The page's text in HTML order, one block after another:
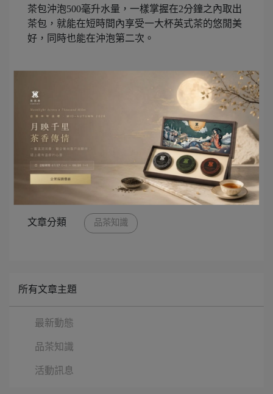
茶包沖泡500毫升水量，一樣掌握在2分鐘之內取出
茶包，就能在短時間內享受一大杯英式茶的悠閒美
好，同時也能在沖泡第二次。
簡單快速又不失茶香的茶包沖泡方式，已成為日常
習慣，隨身茶包隨時來一段品茶時光，給自己無限
動力，讓生活增添茶香的幸褔感。
文章分類 品茶知識
所有文章主題
最新動態
品茶知識
活動訊息